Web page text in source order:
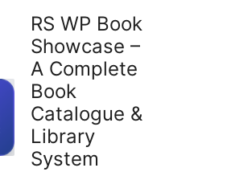
RS WP Book
Showcase –
A Complete
Book
Catalogue &
Library
System